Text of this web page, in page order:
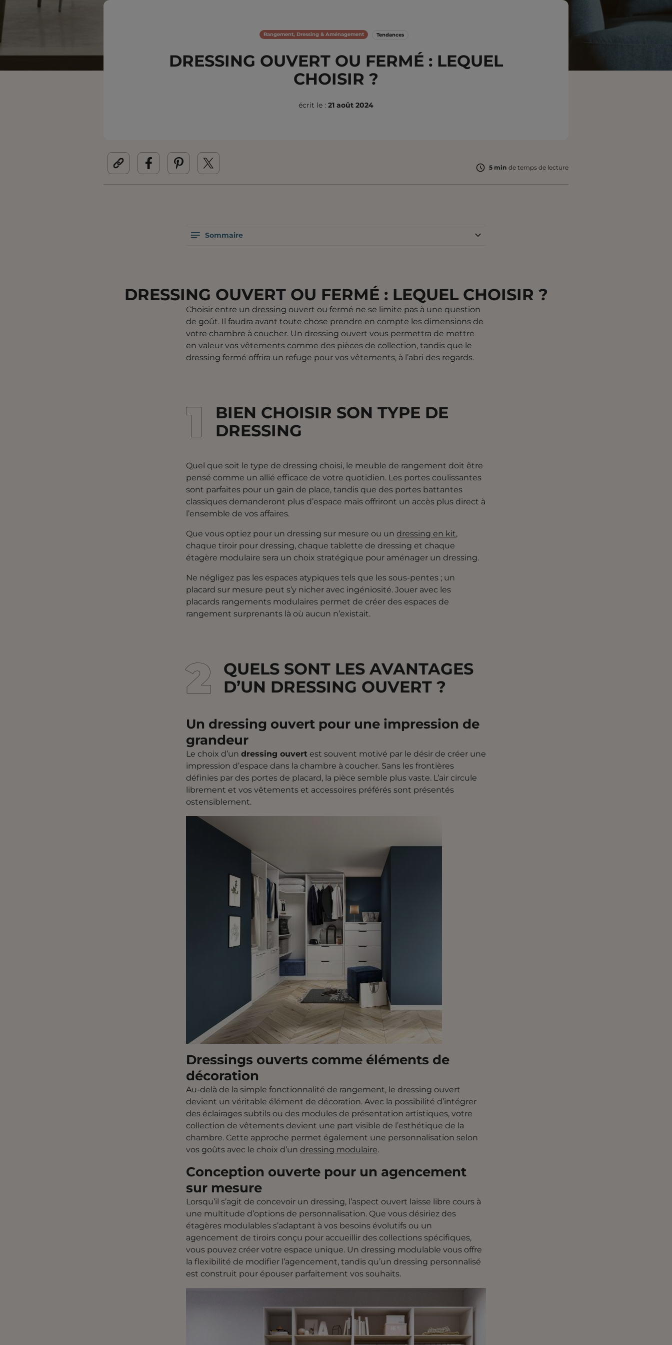
Rangement, Dressing & Aménagement Tendances
DRESSING OUVERT OU FERMÉ : LEQUEL
CHOISIR ?
écrit le : 21 août 2024
5 min de temps de lecture
Sommaire
DRESSING OUVERT OU FERMÉ : LEQUEL CHOISIR ?
Choisir entre un dressing ouvert ou fermé ne se limite pas à une question
de goût. Il faudra avant toute chose prendre en compte les dimensions de
votre chambre à coucher. Un dressing ouvert vous permettra de mettre
en valeur vos vêtements comme des pièces de collection, tandis que le
dressing fermé offrira un refuge pour vos vêtements, à l’abri des regards.
1
1
BIEN CHOISIR SON TYPE DE
DRESSING
Quel que soit le type de dressing choisi, le meuble de rangement doit être
pensé comme un allié efficace de votre quotidien. Les portes coulissantes
sont parfaites pour un gain de place, tandis que des portes battantes
classiques demanderont plus d’espace mais offriront un accès plus direct à
l’ensemble de vos affaires.
Que vous optiez pour un dressing sur mesure ou un dressing en kit,
chaque tiroir pour dressing, chaque tablette de dressing et chaque
étagère modulaire sera un choix stratégique pour aménager un dressing.
Ne négligez pas les espaces atypiques tels que les sous-pentes ; un
placard sur mesure peut s’y nicher avec ingéniosité. Jouer avec les
placards rangements modulaires permet de créer des espaces de
rangement surprenants là où aucun n’existait.
2
2
QUELS SONT LES AVANTAGES
D’UN DRESSING OUVERT ?
Un dressing ouvert pour une impression de
grandeur
Le choix d’un dressing ouvert est souvent motivé par le désir de créer une
impression d’espace dans la chambre à coucher. Sans les frontières
définies par des portes de placard, la pièce semble plus vaste. L’air circule
librement et vos vêtements et accessoires préférés sont présentés
ostensiblement.
Dressings ouverts comme éléments de
décoration
Au-delà de la simple fonctionnalité de rangement, le dressing ouvert
devient un véritable élément de décoration. Avec la possibilité d’intégrer
des éclairages subtils ou des modules de présentation artistiques, votre
collection de vêtements devient une part visible de l’esthétique de la
chambre. Cette approche permet également une personnalisation selon
vos goûts avec le choix d’un dressing modulaire.
Conception ouverte pour un agencement
sur mesure
Lorsqu’il s’agit de concevoir un dressing, l’aspect ouvert laisse libre cours à
une multitude d’options de personnalisation. Que vous désiriez des
étagères modulables s’adaptant à vos besoins évolutifs ou un
agencement de tiroirs conçu pour accueillir des collections spécifiques,
vous pouvez créer votre espace unique. Un dressing modulable vous offre
la flexibilité de modifier l’agencement, tandis qu’un dressing personnalisé
est construit pour épouser parfaitement vos souhaits.